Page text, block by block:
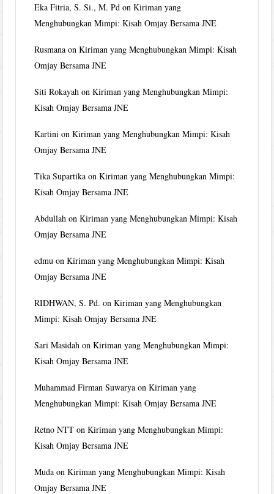
Eka Fitria, S. Si., M. Pd onKiriman yang
Menghubungkan Mimpi: Kisah Omjay Bersama JNE
Rusmana onKiriman yang Menghubungkan Mimpi: Kisah
Omjay Bersama JNE
Siti Rokayah onKiriman yang Menghubungkan Mimpi:
Kisah Omjay Bersama JNE
Kartini onKiriman yang Menghubungkan Mimpi: Kisah
Omjay Bersama JNE
Tika Supartika onKiriman yang Menghubungkan Mimpi:
Kisah Omjay Bersama JNE
Abdullah onKiriman yang Menghubungkan Mimpi: Kisah
Omjay Bersama JNE
edmu onKiriman yang Menghubungkan Mimpi: Kisah
Omjay Bersama JNE
RIDHWAN, S. Pd. onKiriman yang Menghubungkan
Mimpi: Kisah Omjay Bersama JNE
Sari Masidah onKiriman yang Menghubungkan Mimpi:
Kisah Omjay Bersama JNE
Muhammad Firman Suwarya onKiriman yang
Menghubungkan Mimpi: Kisah Omjay Bersama JNE
Retno NTT onKiriman yang Menghubungkan Mimpi:
Kisah Omjay Bersama JNE
Muda onKiriman yang Menghubungkan Mimpi: Kisah
Omjay Bersama JNE